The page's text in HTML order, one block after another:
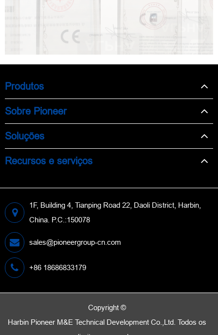
Produtos
Sobre Pioneer
Soluções
Recursos e serviços
1F, Building 4, Tianping Road 22, Daoli District, Harbin,
China. P.C.:150078
sales@pioneergroup-cn.com
+86 18686833179
Copyright ©
Harbin Pioneer M&E Technical Development Co.,Ltd. Todos os